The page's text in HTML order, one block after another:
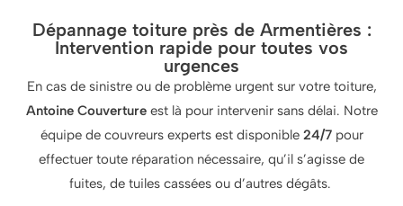
Dépannage toiture près de Armentières :
Intervention rapide pour toutes vos
urgences
En cas de sinistre ou de problème urgent sur votre toiture,
Antoine Couvertureest là pour intervenir sans délai. Notre
équipe de couvreurs experts est disponible 24/7pour
effectuer toute réparation nécessaire, qu’il s’agisse de
fuites, de tuiles cassées ou d’autres dégâts.